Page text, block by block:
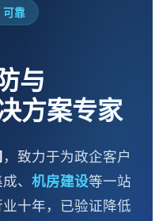
可靠
与
方案专家
，致力于为政企客户
、 机房建设等一站
十年，已验证降低